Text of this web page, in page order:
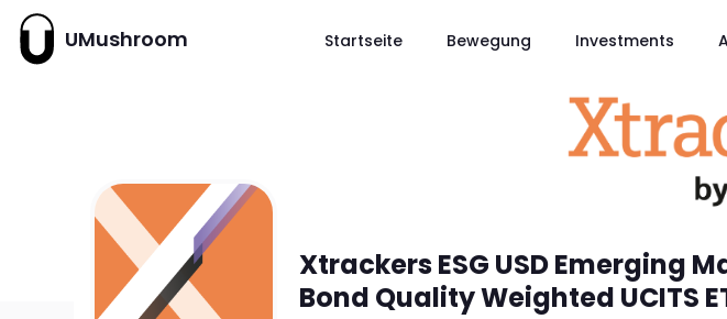
UMushroom Startseite Bewegung Investments
Xtrackers ESG USD Emerging
Bond Quality Weighted UCITS